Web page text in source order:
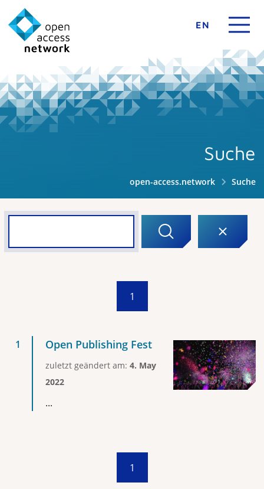
EN
Suche
open-access.network Suche
1
Open Publishing Fest
zuletzt geändert am: 4. May
2022
...
1